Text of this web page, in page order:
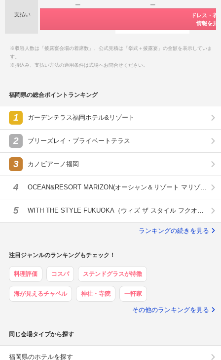
公式サイト
特典情報をチ
公式サイト
特典情報をチ
公式サイト
特典情報をチ
ドレス・衣
情報を見
ドレス・衣
情報を見
ドレス・衣
情報を見
支払い
ー ー
※収容人数は「披露宴会場の着席数」、公式見積は「挙式＋披露宴」の金額を表示していま
す。
※持込み、支払い方法の適用条件は式場へお問合せください。
福岡県の総合ポイントランキング
1 ガーデンテラス福岡ホテル&リゾート
2 ブリーズレイ・プライベートテラス
3 カノビアーノ福岡
4
OCEAN&RESORT MARIZON(オーシャン＆リゾート マリゾ
5
WITH THE STYLE FUKUOKA（ウィズ ザ スタイル フクオ
ランキングの続きを見る
注目ジャンルのランキングもチェック！
料理評価 コスパ ステンドグラスが特徴
海が見えるチャペル 神社・寺院 一軒家
その他のランキングを見る
同じ会場タイプから探す
福岡県のホテルを探す